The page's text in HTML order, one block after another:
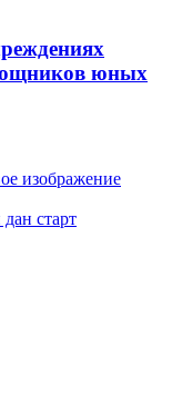
юных
изображение
старт